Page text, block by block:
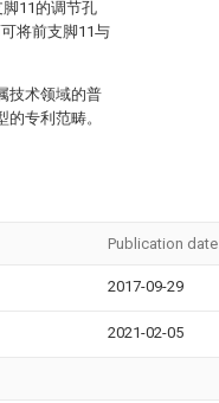
11的调节孔
将前支脚11与
技术领域的普
专利范畴。
Publication date
2017-09-29
2021-02-05